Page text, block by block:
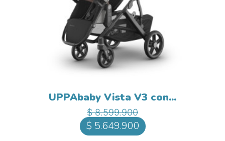
UPPAbaby Vista V3 con...
Precio base
$ 8.599.900
$ 5.649.900